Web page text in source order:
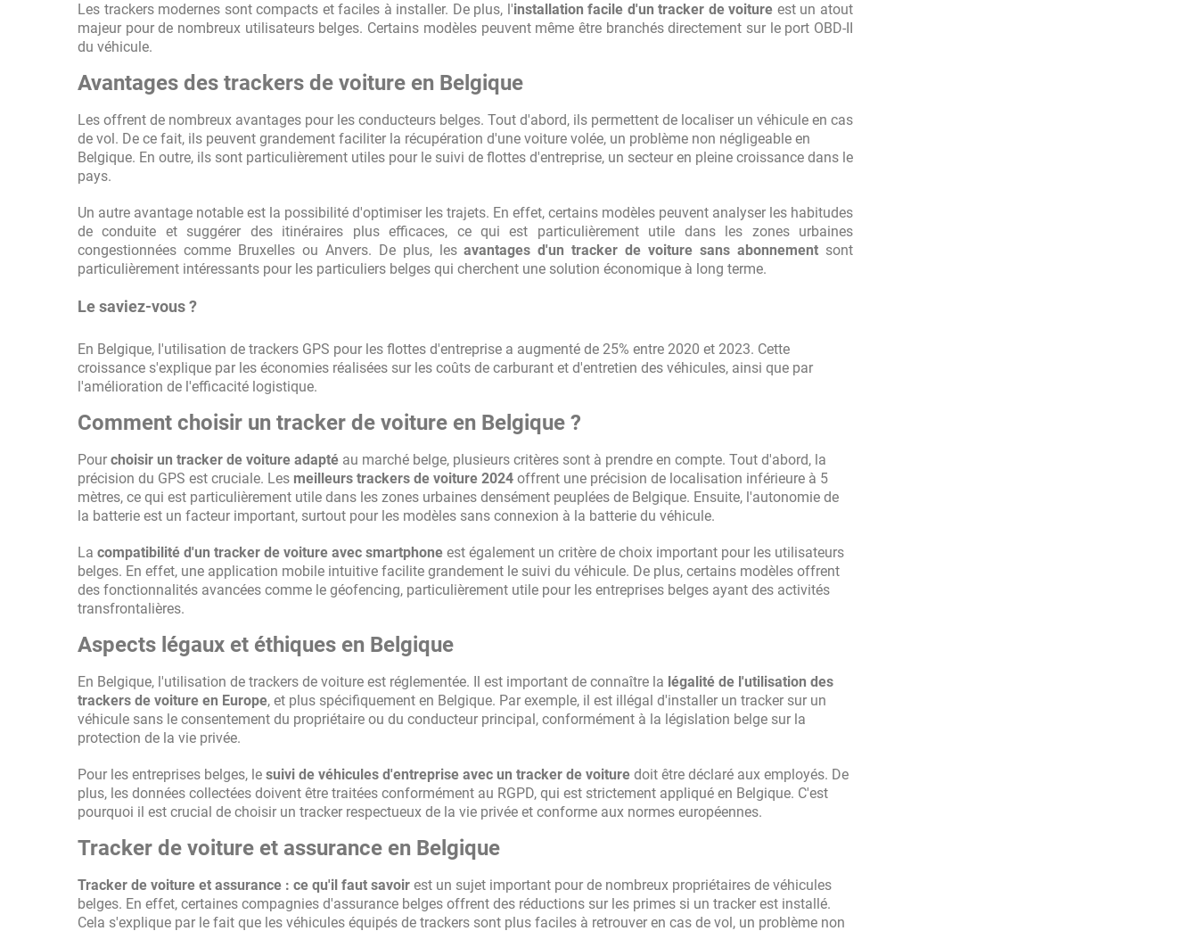
Les trackers modernes sont compacts et faciles à installer. De plus, l'installation facile d'un tracker de voiture est un atout
majeur pour de nombreux utilisateurs belges. Certains modèles peuvent même être branchés directement sur le port OBD-II
du véhicule.
Avantages des trackers de voiture en Belgique
Les offrent de nombreux avantages pour les conducteurs belges. Tout d'abord, ils permettent de localiser un véhicule en cas
de vol. De ce fait, ils peuvent grandement faciliter la récupération d'une voiture volée, un problème non négligeable en
Belgique. En outre, ils sont particulièrement utiles pour le suivi de flottes d'entreprise, un secteur en pleine croissance dans le
pays.
Un autre avantage notable est la possibilité d'optimiser les trajets. En effet, certains modèles peuvent analyser les habitudes
de conduite et suggérer des itinéraires plus efficaces, ce qui est particulièrement utile dans les zones urbaines
congestionnées comme Bruxelles ou Anvers. De plus, lesavantages d'un tracker de voiture sans abonnement sont
particulièrement intéressants pour les particuliers belges qui cherchent une solution économique à long terme.
Le saviez-vous ?
En Belgique, l'utilisation de trackers GPS pour les flottes d'entreprise a augmenté de 25% entre 2020 et 2023. Cette
croissance s'explique par les économies réalisées sur les coûts de carburant et d'entretien des véhicules, ainsi que par
l'amélioration de l'efficacité logistique.
Comment choisir un tracker de voiture en Belgique ?
Pour choisir un tracker de voiture adapté au marché belge, plusieurs critères sont à prendre en compte. Tout d'abord, la
précision du GPS est cruciale. Les meilleurs trackers de voiture 2024 offrent une précision de localisation inférieure à 5
mètres, ce qui est particulièrement utile dans les zones urbaines densément peuplées de Belgique. Ensuite, l'autonomie de
la batterie est un facteur important, surtout pour les modèles sans connexion à la batterie du véhicule.
La compatibilité d'un tracker de voiture avec smartphone est également un critère de choix important pour les utilisateurs
belges. En effet, une application mobile intuitive facilite grandement le suivi du véhicule. De plus, certains modèles offrent
des fonctionnalités avancées comme le géofencing, particulièrement utile pour les entreprises belges ayant des activités
transfrontalières.
Aspects légaux et éthiques en Belgique
En Belgique, l'utilisation de trackers de voiture est réglementée. Il est important de connaître la légalité de l'utilisation des
trackers de voiture en Europe, et plus spécifiquement en Belgique. Par exemple, il est illégal d'installer un tracker sur un
véhicule sans le consentement du propriétaire ou du conducteur principal, conformément à la législation belge sur la
protection de la vie privée.
Pour les entreprises belges, le suivi de véhicules d'entreprise avec un tracker de voiture doit être déclaré aux employés. De
plus, les données collectées doivent être traitées conformément au RGPD, qui est strictement appliqué en Belgique. C'est
pourquoi il est crucial de choisir un tracker respectueux de la vie privée et conforme aux normes européennes.
Tracker de voiture et assurance en Belgique
Tracker de voiture et assurance : ce qu'il faut savoir est un sujet important pour de nombreux propriétaires de véhicules
belges. En effet, certaines compagnies d'assurance belges offrent des réductions sur les primes si un tracker est installé.
Cela s'explique par le fait que les véhicules équipés de trackers sont plus faciles à retrouver en cas de vol, un problème non